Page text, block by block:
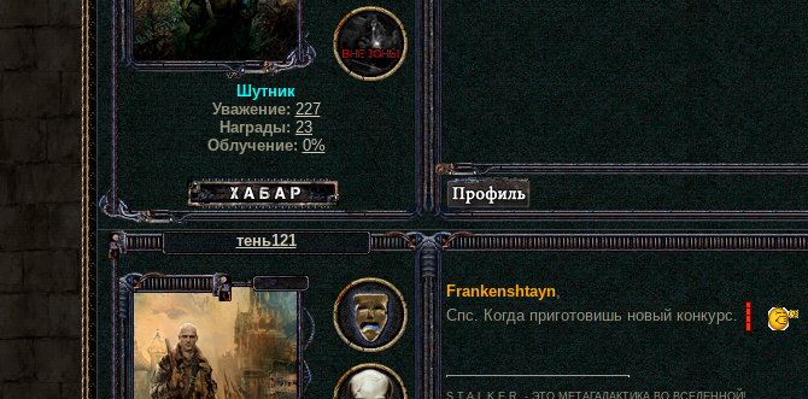
Шутник
Уважение:227
Награды: 23
Облучение:0%
Хабар сталкера
Frankenshtayn,
Спс. Когда приготовишь новый конкурс.
S.T.A.L.K.E.R. - ЭТО МЕТАГАЛАКТИКА ВО ВСЕЛЕННОЙ!
тень121